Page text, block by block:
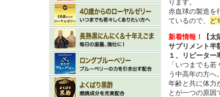
ります。
赤血球の製造を
ているので、
ど
新着情報！
【
サプリメント半
１、リピータ
「いつまでも
う中高年の方へ
年齢と共に体力
とが一つの原因